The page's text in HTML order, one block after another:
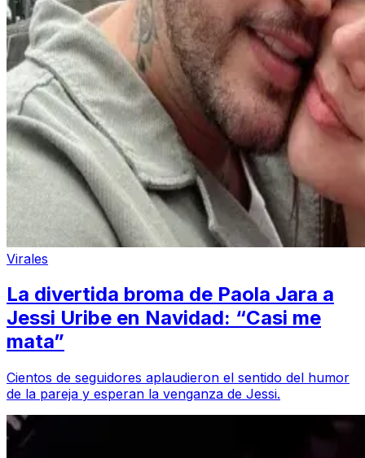
Virales
La divertida broma de Paola Jara a
Jessi Uribe en Navidad: “Casi me
mata”
Cientos de seguidores aplaudieron el sentido del humor
de la pareja y esperan la venganza de Jessi.